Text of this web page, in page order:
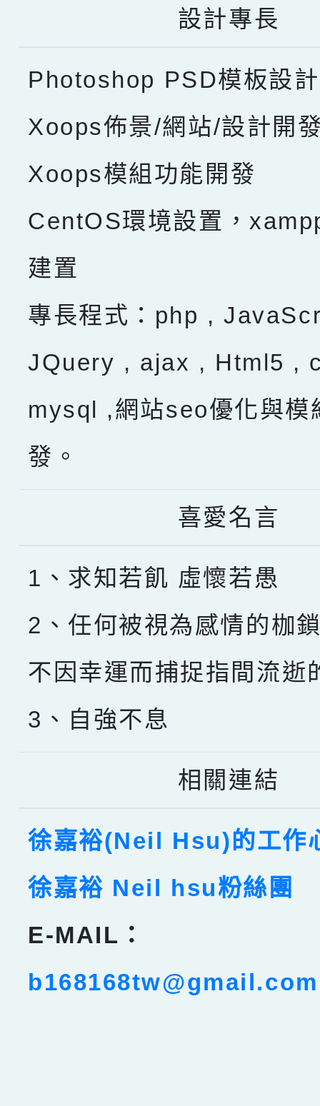
設計專長
Photoshop PSD模板設計
Xoops佈景/網站/設計開
Xoops模組功能開發
CentOS環境設置，
建置
專長程式：php ,
JQuery , ajax , Html5 ,
mysql ,網站seo優化與模
發。
喜愛名言
1、求知若飢 虛懷若愚
2、任何被視為感情的枷
不因幸運而捕捉指間流逝
3、自強不息
相關連結
徐嘉裕(Neil Hsu)的工作
徐嘉裕 Neil hsu粉絲團
E-MAIL：
b168168tw@gmail.com